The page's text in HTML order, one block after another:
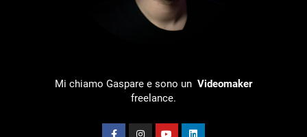
Mi chiamo Gaspare e sono un Videomaker
freelance.